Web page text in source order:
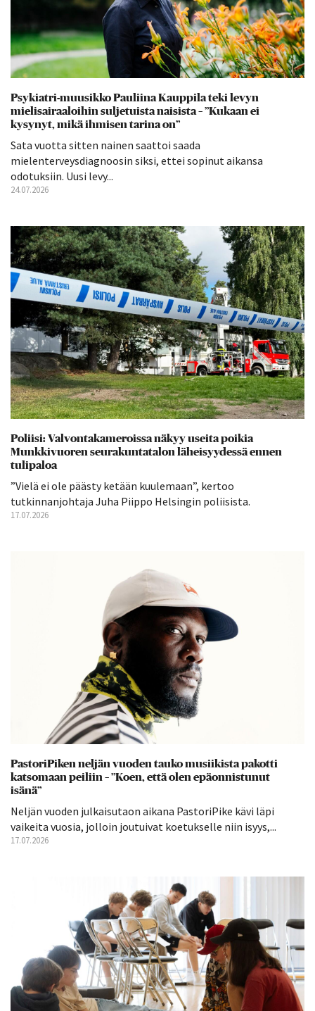
Psykiatri-muusikko Pauliina Kauppila teki levyn
mielisairaaloihin suljetuista naisista – ”Kukaan ei
kysynyt, mikä ihmisen tarina on”
Sata vuotta sitten nainen saattoi saada
mielenterveysdiagnoosin siksi, ettei sopinut aikansa
odotuksiin. Uusi levy...
24.07.2026
Poliisi: Valvontakameroissa näkyy useita poikia
Munkkivuoren seurakuntatalon läheisyydessä ennen
tulipaloa
”Vielä ei ole päästy ketään kuulemaan”, kertoo
tutkinnanjohtaja Juha Piippo Helsingin poliisista.
17.07.2026
PastoriPiken neljän vuoden tauko musiikista pakotti
katsomaan peiliin – ”Koen, että olen epäonnistunut
isänä”
Neljän vuoden julkaisutaon aikana PastoriPike kävi läpi
vaikeita vuosia, jolloin joutuivat koetukselle niin isyys,...
17.07.2026